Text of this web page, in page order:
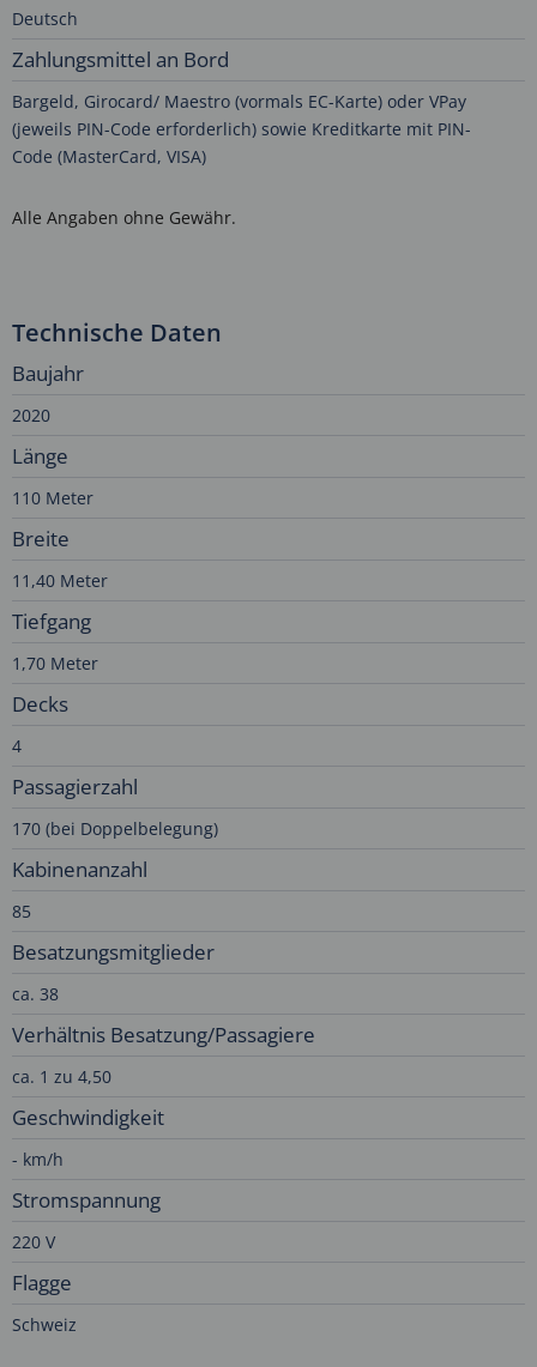
Deutsch
Zahlungsmittel an Bord
Bargeld, Girocard/ Maestro (vormals EC-Karte) oder VPay
(jeweils PIN-Code erforderlich) sowie Kreditkarte mit PIN-
Code (MasterCard, VISA)
Alle Angaben ohne Gewähr.
Technische Daten
Baujahr
2020
Länge
110 Meter
Breite
11,40 Meter
Tiefgang
1,70 Meter
Decks
4
Passagierzahl
170 (bei Doppelbelegung)
Kabinenanzahl
85
Besatzungsmitglieder
ca. 38
Verhältnis Besatzung/Passagiere
ca. 1 zu 4,50
Geschwindigkeit
- km/h
Stromspannung
220 V
Flagge
Schweiz